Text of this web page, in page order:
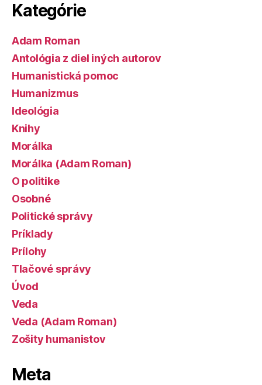
Kategórie
Adam Roman
Antológia z diel iných autorov
Humanistická pomoc
Humanizmus
Ideológia
Knihy
Morálka
Morálka (Adam Roman)
O politike
Osobné
Politické správy
Príklady
Prílohy
Tlačové správy
Úvod
Veda
Veda (Adam Roman)
Zošity humanistov
Meta